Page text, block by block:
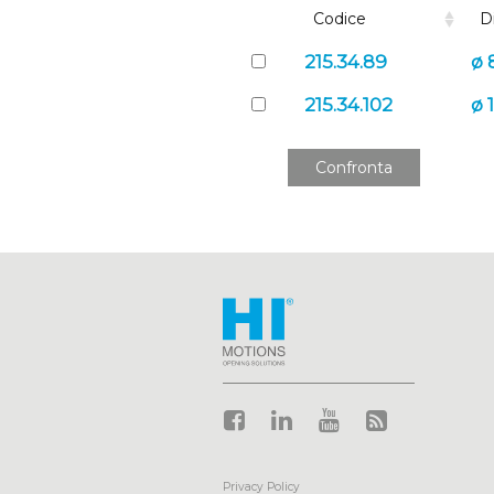
Codice
215.34.89 ø
215.34.102
ø
Confronta
Privacy Policy